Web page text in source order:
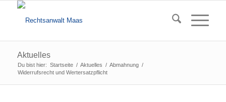
Aktuelles
Du bist hier: Startseite / Aktuelles / Abmahnung /
Widerrufsrecht und Wertersatzpflicht